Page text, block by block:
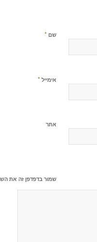
שם *
אימייל *
אתר
שמור בדפדפן זה את